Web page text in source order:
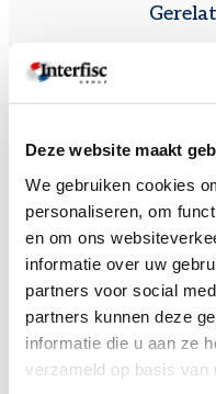
Deze website maakt
We gebruiken cookies
personaliseren, om
en om ons
informatie over uw
partners voor social
partners kunnen deze
informatie die u aan ze
verzameld op basis van
Subsidie op
doelgroepvermindering van